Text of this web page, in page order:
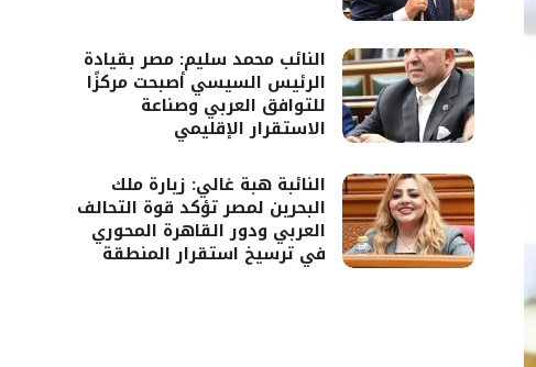
النائب محمد سليم: مصر بقيادة
الرئيس السيسي أصبحت مركزًا
للتوافق العربي وصناعة
الاستقرار الإقليمي
النائبة هبة غالي: زيارة ملك
البحرين لمصر تؤكد قوة التحالف
العربي ودور القاهرة المحوري
في ترسيخ استقرار المنطقة